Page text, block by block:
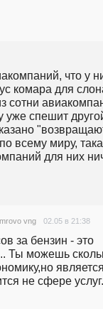
что у
комара для
сотни
уже спешит
всему миру,
для них
mrovo vng 02.05 в 21:38
за бензин - это
Ты можешь
не сфере услуг.